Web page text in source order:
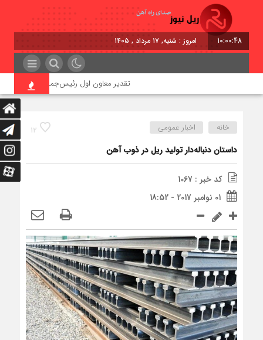
10:00:49 امروز : شنبه, ۱۷ مرداد , ۱۴۰۵
تقدیر معاون اول رئیس‌جمهور از مدیرعامل
12 خانه اخبار عمومی
داستان دنباله‌دار تولید ریل در ذوب آهن
کد خبر : 1067
01 نوامبر 2017 - 18:52